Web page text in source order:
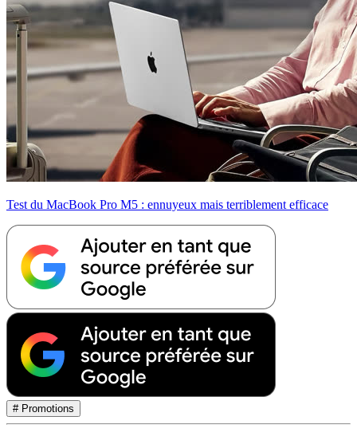
Test du MacBook Pro M5 : ennuyeux mais terriblement efficace
# Promotions